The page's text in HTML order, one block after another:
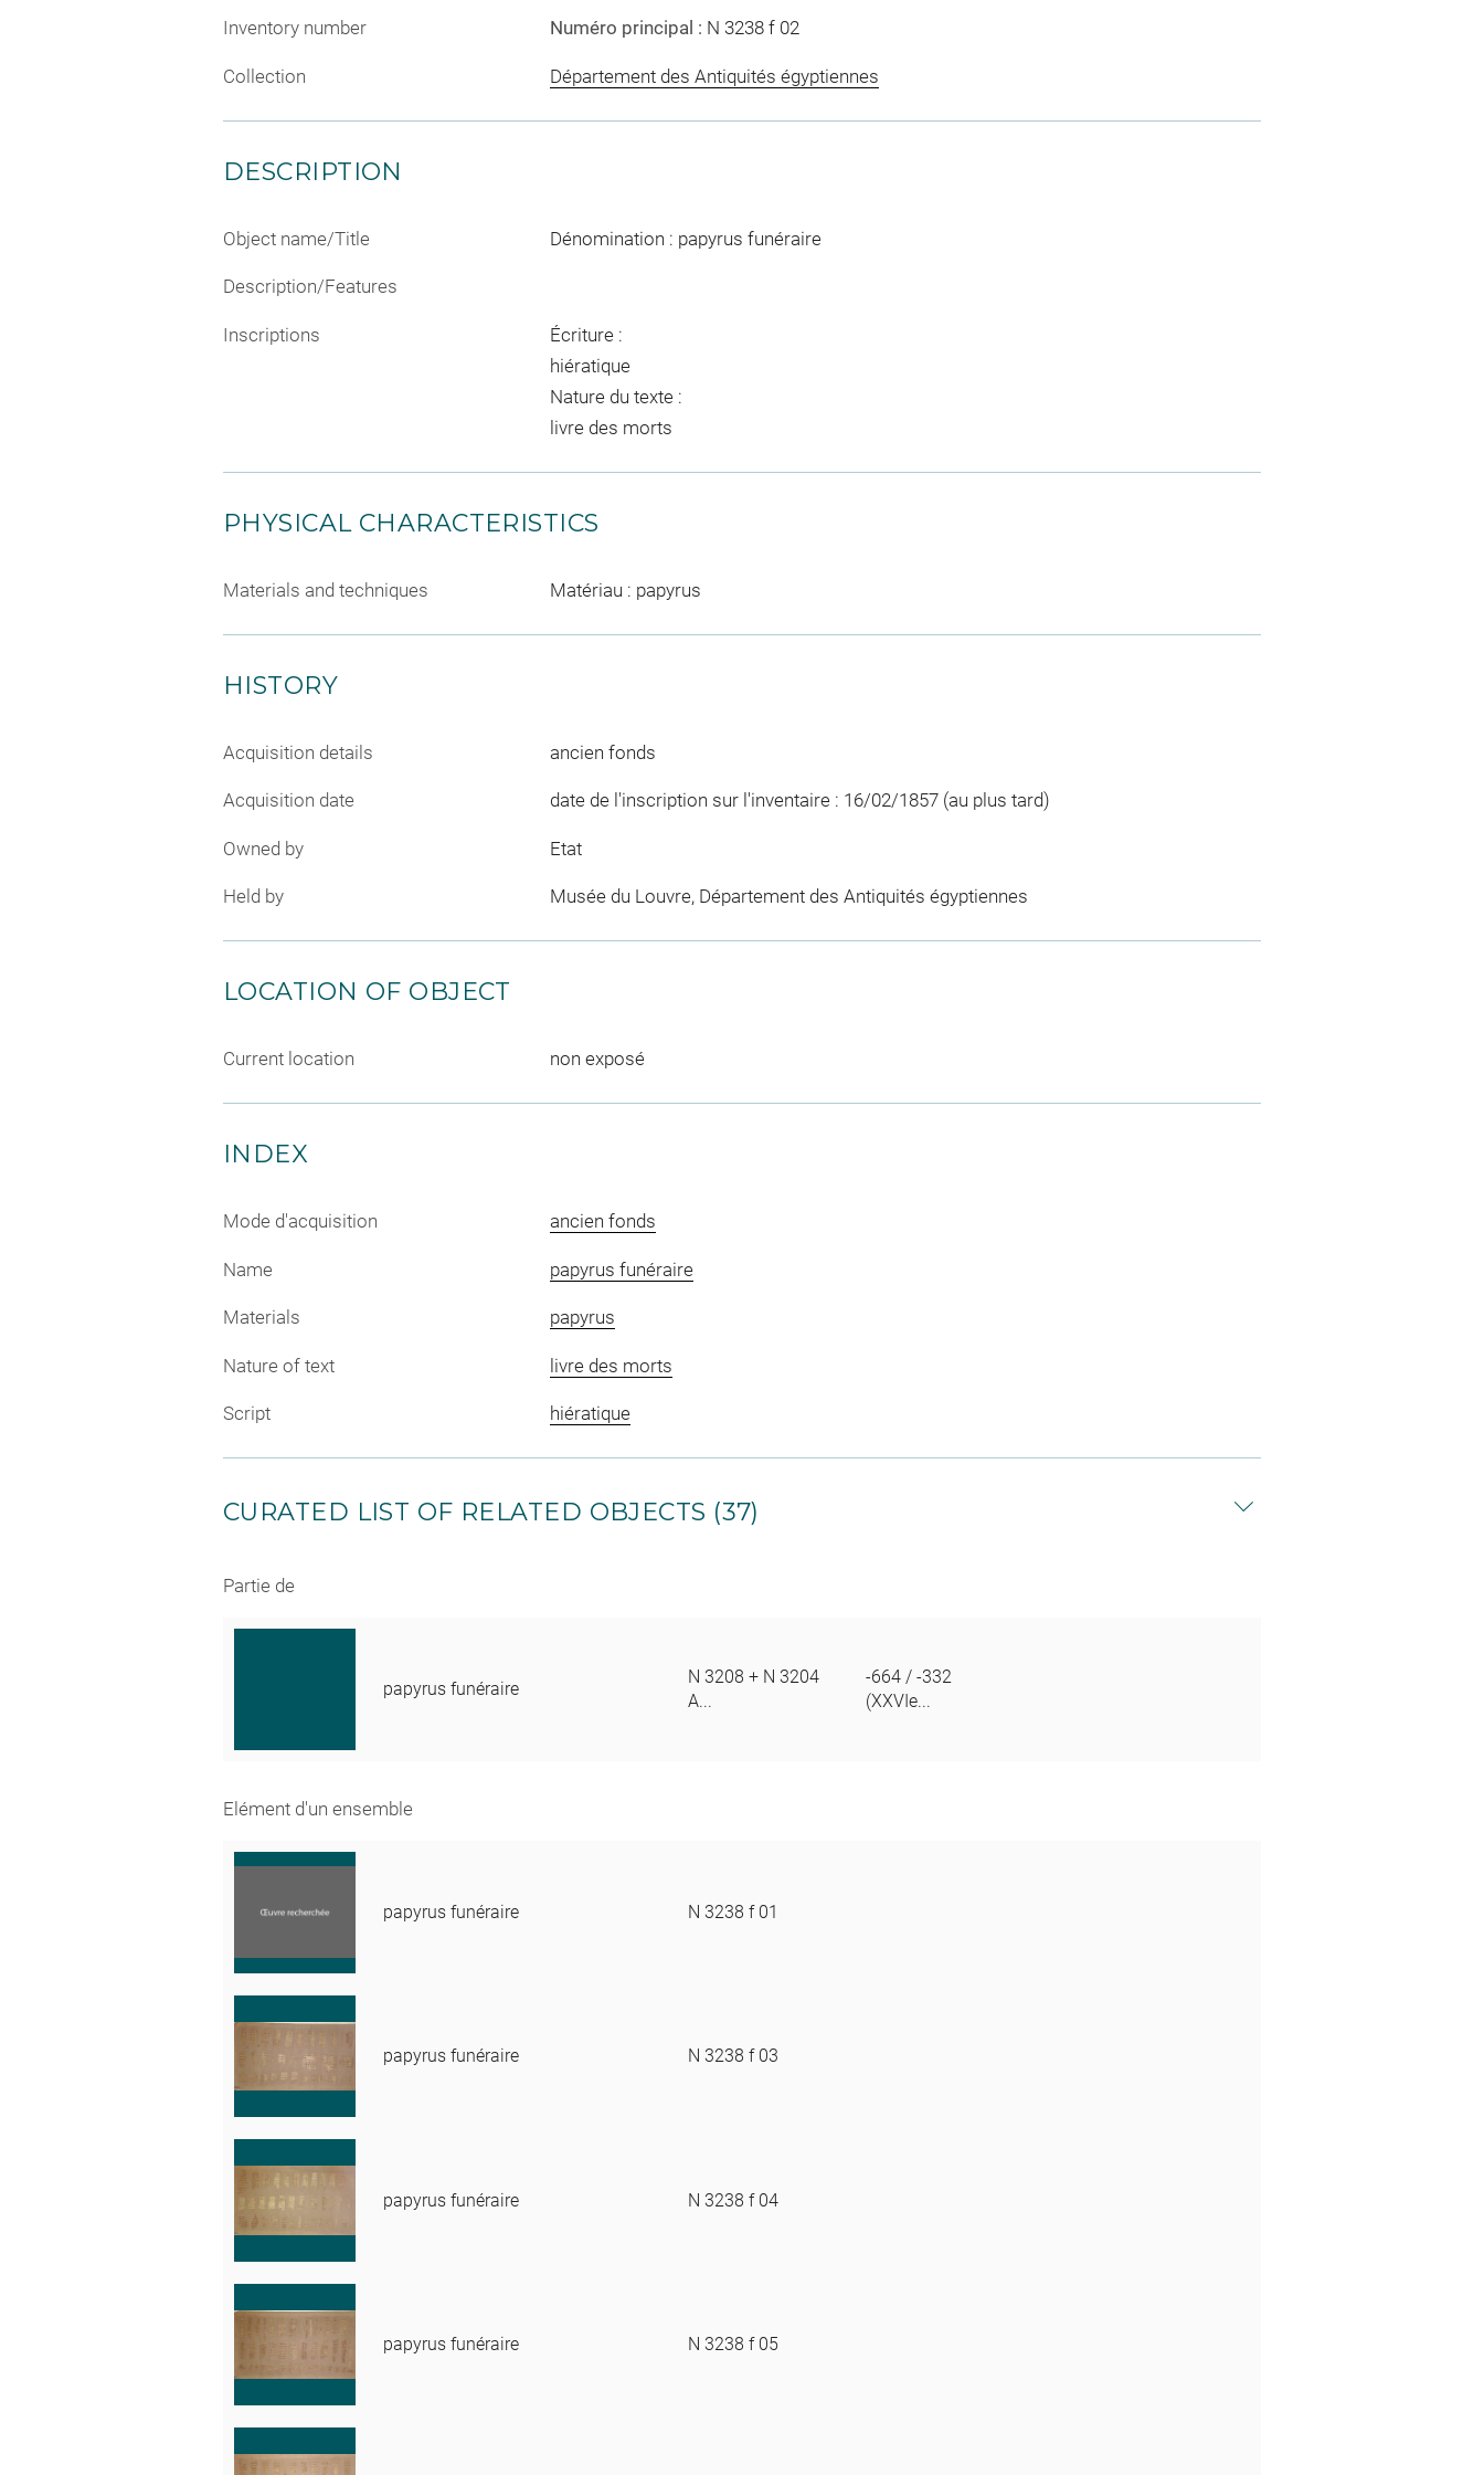
Inventory number Numéro principal : N 3238 f 02
Collection Département des Antiquités égyptiennes
DESCRIPTION
Object name/Title Dénomination : papyrus funéraire
Description/Features
Inscriptions
Écriture :
hiératique
Nature du texte :
livre des morts
PHYSICAL CHARACTERISTICS
Materials and techniques Matériau : papyrus
HISTORY
Acquisition details ancien fonds
Acquisition date date de l'inscription sur l'inventaire : 16/02/1857 (au plus tard)
Owned by Etat
Held by Musée du Louvre, Département des Antiquités égyptiennes
LOCATION OF OBJECT
Current location non exposé
INDEX
Mode d'acquisition ancien fonds
Name papyrus funéraire
Materials papyrus
Nature of text livre des morts
Script hiératique
CURATED LIST OF RELATED OBJECTS (37)
Partie de
papyrus funéraire
N 3208 + N 3204
A...
-664 / -332
(XXVIe...
Elément d'un ensemble
papyrus funéraire N 3238 f 01
papyrus funéraire N 3238 f 03
papyrus funéraire N 3238 f 04
papyrus funéraire N 3238 f 05